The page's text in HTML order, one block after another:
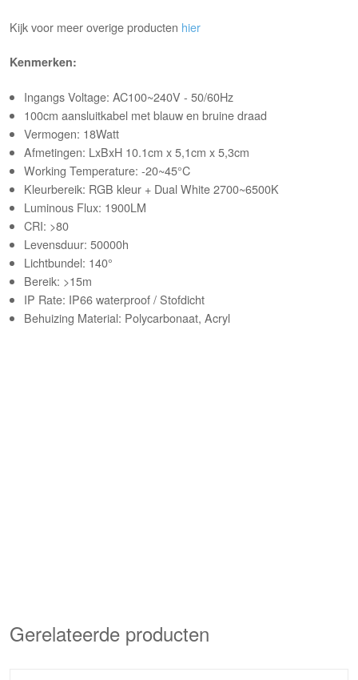
Kijk voor meer overige producten hier
Kenmerken:
Ingangs Voltage: AC100~240V - 50/60Hz
100cm aansluitkabel met blauw en bruine draad
Vermogen: 18Watt
Afmetingen: LxBxH 10.1cm x 5,1cm x 5,3cm
Working Temperature: -20~45°C
Kleurbereik: RGB kleur + Dual White 2700~6500K
Luminous Flux: 1900LM
CRI: >80
Levensduur: 50000h
Lichtbundel: 140°
Bereik: >15m
IP Rate: IP66 waterproof / Stofdicht
Behuizing Material: Polycarbonaat, Acryl
Gerelateerde producten